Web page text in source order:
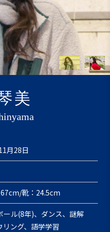
美
月28日
靴：24.5cm
ール(8年)、ダンス、謎解
リング、語学学習